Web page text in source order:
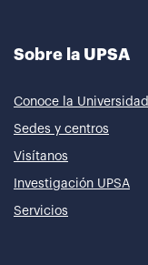
Sobre la UPSA
Conoce la Universidad
Sedes y centros
Visítanos
Investigación UPSA
Servicios